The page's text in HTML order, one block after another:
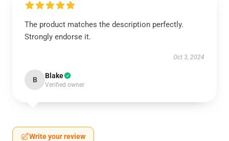
The product matches the description perfectly.
Strongly endorse it.
Oct 3, 2024
B Blake
Verified owner
Write your review